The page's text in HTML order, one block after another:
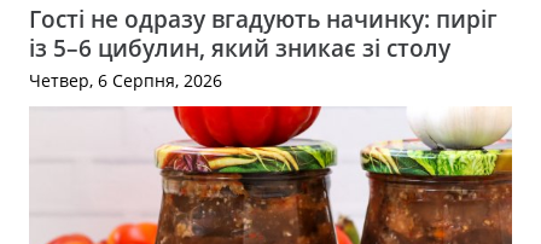
Гості не одразу вгадують начинку: пиріг
із 5–6 цибулин, який зникає зі столу
Четвер, 6 Серпня, 2026